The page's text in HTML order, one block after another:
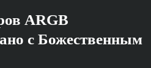
ARGB
с Божественным